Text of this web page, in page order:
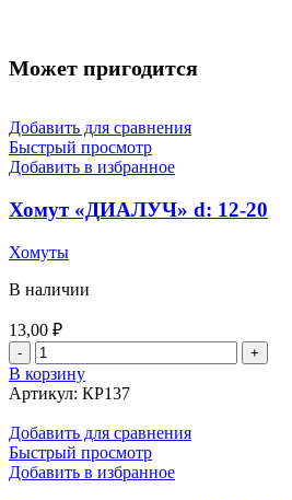
Может пригодится
Добавить для сравнения
Быстрый просмотр
Добавить в избранное
Хомут «ДИАЛУЧ» d: 12-20
Хомуты
В наличии
13,00 ₽
Количество
товара
Хомут
"ДИАЛУЧ"
d:
12-
20
В корзину
Артикул: КР137
Добавить для сравнения
Быстрый просмотр
Добавить в избранное